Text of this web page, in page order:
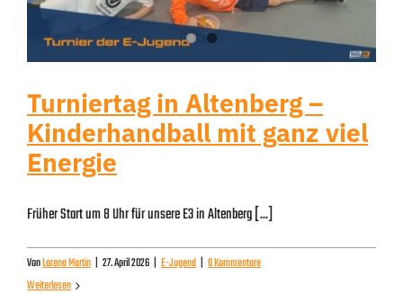
Turniertag in Altenberg –
Kinderhandball mit ganz viel
Energie
Früher Start um 8 Uhr für unsere E3 in Altenberg [...]
VonLorena Martin | 27. April 2026 | E-Jugend | 0 Kommentare
Weiterlesen